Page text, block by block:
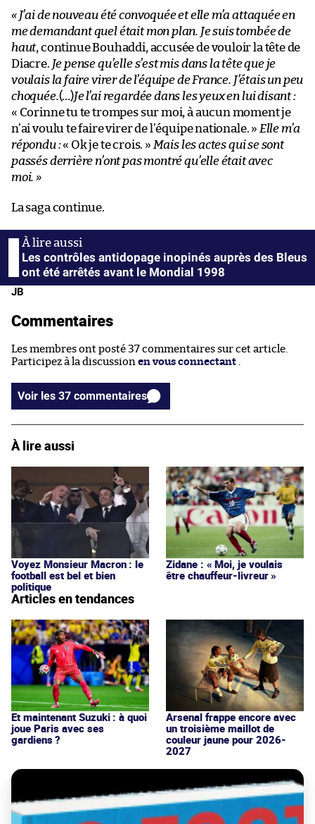
« J’ai de nouveau été convoquée et elle m’a attaquée en
me demandant quel était mon plan. Je suis tombée de
haut, continue Bouhaddi, accusée de vouloir la tête de
Diacre. Je pense qu’elle s’est mis dans la tête que je
voulais la faire virer de l’équipe de France. J’étais un peu
choquée.(…)Je l’ai regardée dans les yeux en lui disant :
« Corinne tu te trompes sur moi, à aucun moment je
n’ai voulu te faire virer de l’équipe nationale. » Elle m’a
répondu :« Ok je te crois. » Mais les actes qui se sont
passés derrière n’ont pas montré qu’elle était avec
moi. »
La saga continue.
Les contrôles antidopage inopinés auprès des Bleus
ont été arrêtés avant le Mondial 1998
JB
Commentaires
Les membres ont posté 37 commentaires sur cet article.
Participez à la discussion en vous connectant
Voir les 37 commentaires
À lire aussi
Voyez Monsieur Macron : le
football est bel et bien
politique
Zidane : « Moi, je voulais
être chauffeur-livreur »
Articles en tendances
Et maintenant Suzuki : à quoi
joue Paris avec ses
gardiens ?
Arsenal frappe encore avec
un troisième maillot de
couleur jaune pour 2026-
2027